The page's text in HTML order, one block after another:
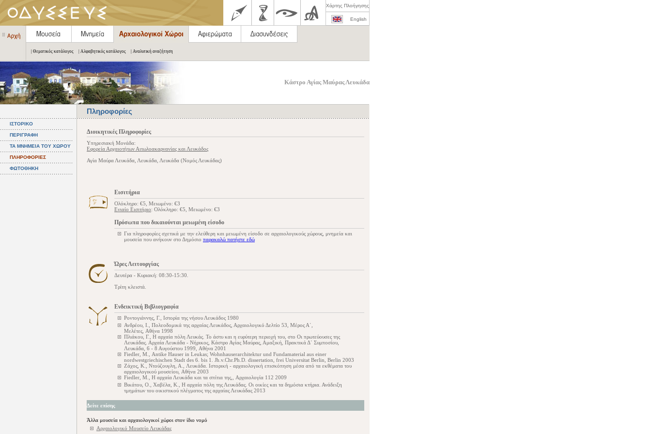
Χάρτης Πλοήγησης
English
| Θεματικός κατάλογος | Αλφαβητικός κατάλογος | Αναλυτική αναζήτηση
Κάστρο Αγίας Μαύρας Λευκάδα
Πληροφορίες
ΙΣΤΟΡΙΚΟ
ΠΕΡΙΓΡΑΦΗ
ΤΑ ΜΝΗΜΕΙΑ ΤΟΥ ΧΩΡΟΥ
ΠΛΗΡΟΦΟΡΙΕΣ
ΦΩΤΟΘΗΚΗ
Διοικητικές Πληροφορίες
Υπηρεσιακή Μονάδα:
Εφορεία Αρχαιοτήτων Αιτωλοακαρνανίας και Λευκάδος
Αγία Μαύρα Λευκάδα, Λευκάδα, Λευκάδα (Νομός Λευκάδας)
Εισιτήρια
Ολόκληρο: €5, Μειωμένο: €3
Ενιαίο Εισιτήριο: Ολόκληρο: €5, Μειωμένο: €3
Πρόσωπα που δικαιούνται μειωμένη είσοδο
Για πληροφορίες σχετικά με την ελεύθερη και μειωμένη είσοδο σε αρχαιολογικούς χώρους, μνημεία και
μουσεία που ανήκουν στο Δημόσιο παρακαλώ πατήστε εδώ
Ώρες Λειτουργίας
Δευτέρα - Κυριακή: 08:30-15:30.
Τρίτη κλειστά.
Ενδεικτική Βιβλιογραφία
Ροντογιάννης, Γ., Ιστορία της νήσου Λευκάδος 1980
Ανδρέου, Ι., Πολεοδομικά της αρχαίας Λευκάδος, Αρχαιολογικό Δελτίο 53, Μέρος Α΄,
Μελέτες, Αθήνα 1998
Πλιάκου, Γ., Η αρχαία πόλη Λευκάς. Το άστυ και η ευρύτερη περιοχή του, στο Οι πρωτεύουσες της
Λευκάδας. Αρχαία Λευκάδα - Νήρικος, Κάστρο Αγίας Μαύρας, Αμαξική, Πρακτικά Δ΄ Συμποσίου,
Λευκάδα, 6 - 8 Αυγούστου 1999, Αθήνα 2001
Fiedler, M., Antike Hauser in Leukas; Wohnhauserarchitektur und Fundamaterial aus einer
nordwestgriechischen Stadt des 6. bis 1. Jh.v.Chr.Ph.D. dissertation, frei Universitat Berlin, Berlin 2003
Ζάχος, Κ., Ντούζουγλη, Α., Λευκάδα. Ιστορική - αρχαιολογική επισκόπηση μέσα από τα εκθέματα του
αρχαιολογικού μουσείου, Αθήνα 2003
Fiedler, M., Η αρχαία Λευκάδα και τα σπίτια της,, Αρχαιολογία 112 2009
Βικάτου, Ο., Χαβέλα, Κ., Η αρχαία πόλη της Λευκάδας. Οι οικίες και τα δημόσια κτήρια. Ανάδειξη
τμημάτων του οικιστικού πλέγματος της αρχαίας Λευκάδας 2013
Δείτε επίσης
Άλλα μουσεία και αρχαιολογικοί χώροι στον ίδιο νομό
Αρχαιολογικό Μουσείο Λευκάδας